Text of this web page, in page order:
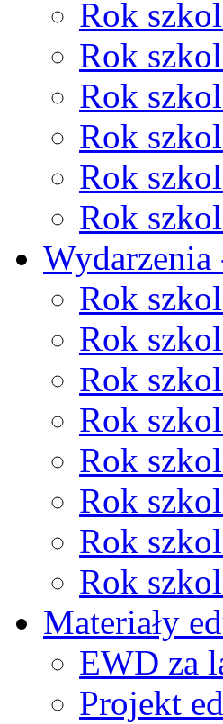
Rok
Rok
Rok
Rok
Rok
Rok
Wydarzenia
Rok
Rok
Rok
Rok
Rok
Rok
Rok
Rok
Materiały
EWD za
Projekt